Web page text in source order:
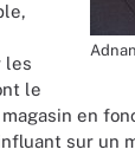
les
le
en
sur un